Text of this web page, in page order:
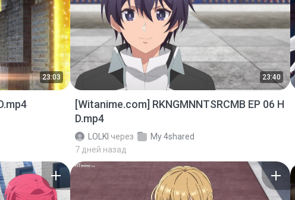
23:03 23:40
[Witanime.com] RKNGMNNTSRCMB EP 06 H
D.mp4
LOLKI через
My 4shared
7 дней назад